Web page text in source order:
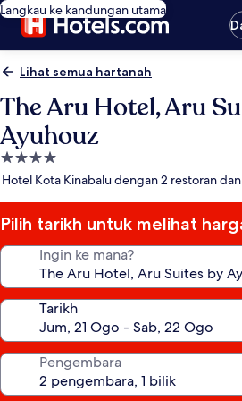
Langkau ke kandungan utama
Lihat semua hartanah
The Aru Hotel, Aru
Ayuhouz
Hartanah
4.0
Hotel Kota Kinabalu dengan 2 restoran
Pilih tarikh untuk melihat
Ingin ke mana?
Tarikh
Pengembara